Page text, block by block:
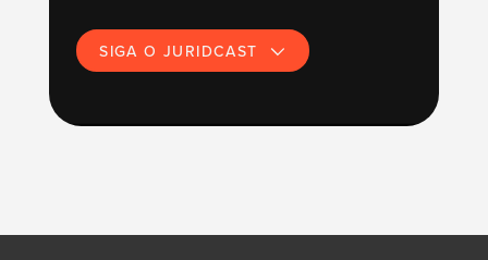
SIGA O JURIDCAST